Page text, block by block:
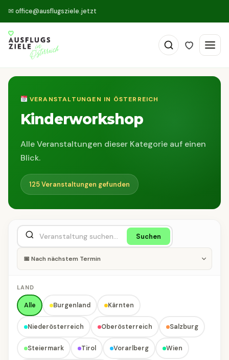
✉ office@ausflugsziele.jetzt
VERANSTALTUNGEN IN ÖSTERREICH
Kinderworkshop
Alle Veranstaltungen dieser Kategorie auf einen
Blick.
125 Veranstaltungen gefunden
Suchen
LAND
Alle Burgenland Kärnten
Niederösterreich Oberösterreich Salzburg
Steiermark Tirol Vorarlberg Wien